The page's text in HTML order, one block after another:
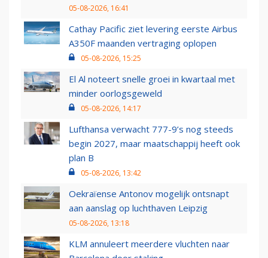
05-08-2026, 16:41
Cathay Pacific ziet levering eerste Airbus
A350F maanden vertraging oplopen
05-08-2026, 15:25
El Al noteert snelle groei in kwartaal met
minder oorlogsgeweld
05-08-2026, 14:17
Lufthansa verwacht 777-9’s nog steeds
begin 2027, maar maatschappij heeft ook
plan B
05-08-2026, 13:42
Oekraïense Antonov mogelijk ontsnapt
aan aanslag op luchthaven Leipzig
05-08-2026, 13:18
KLM annuleert meerdere vluchten naar